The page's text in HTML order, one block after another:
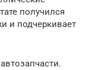
получился
и подчеркивает